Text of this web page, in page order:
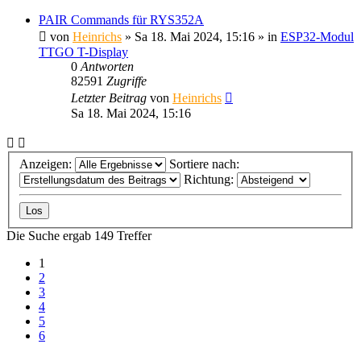
PAIR Commands für RYS352A
von Heinrichs » Sa 18. Mai 2024, 15:16 » in ESP32-Modul
TTGO T-Display
0 Antworten
82591 Zugriffe
Letzter Beitrag von Heinrichs
Sa 18. Mai 2024, 15:16
Anzeigen:
Sortiere nach:
Richtung:
Die Suche ergab 149 Treffer
1
2
3
4
5
6